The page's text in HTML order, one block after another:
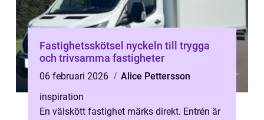
Fastighetsskötsel nyckeln till trygga
och trivsamma fastigheter
06 februari 2026
Alice Pettersson
inspiration
En välskött fastighet märks direkt. Entrén är